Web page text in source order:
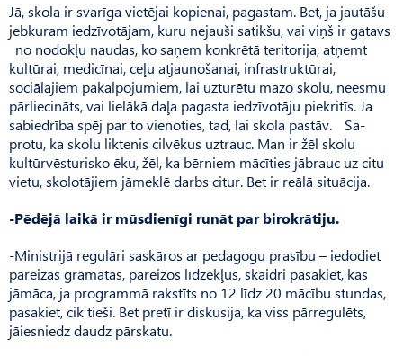
Jā, skola ir svarīga vietējai kopienai, pagastam. Bet, ja jautāšu
jebkuram iedzīvotājam, kuru nejauši satikšu, vai viņš ir gatavs
no nodokļu naudas, ko saņem konkrētā teritorija, atņemt
kultūrai, medicīnai, ceļu atjaunošanai, infrastruktūrai,
sociālajiem pakalpojumiem, lai uzturētu mazo skolu, neesmu
pārliecināts, vai lielākā daļa pagasta iedzīvotāju piekritīs. Ja
sabiedrība spēj par to vienoties, tad, lai skola pastāv. Sa­
protu, ka skolu liktenis cilvēkus uztrauc. Man ir žēl skolu
kultūrvēsturisko ēku, žēl, ka bērniem mācīties jābrauc uz citu
vietu, skolotājiem jāmeklē darbs citur. Bet ir reālā situācija.
-Pēdējā laikā ir mūsdienīgi runāt par birokrātiju.
-Ministrijā regulāri saskāros ar pedagogu prasību – iedodiet
pareizās grāmatas, pareizos līdzekļus, skaidri pasakiet, kas
jāmāca, ja programmā rakstīts no 12 līdz 20 mācību stundas,
pasakiet, cik tieši. Bet pretī ir diskusija, ka viss pārregulēts,
jāiesniedz daudz pārskatu.